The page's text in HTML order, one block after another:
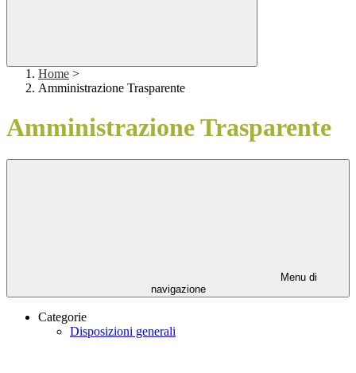
Home >
Amministrazione Trasparente
Amministrazione Trasparente
Menu di
navigazione
Categorie
Disposizioni generali